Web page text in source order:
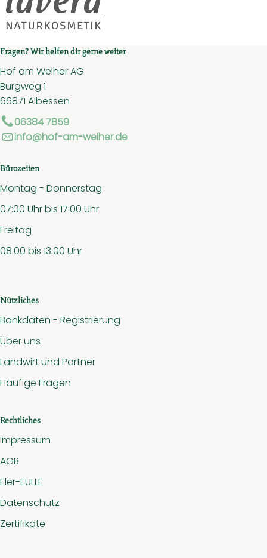
Fragen? Wir helfen dir gerne weiter
Hof am Weiher AG
Burgweg 1
66871 Albessen
06384 7859
info@hof-am-weiher.de
Bürozeiten
Montag - Donnerstag
07:00 Uhr bis 17:00 Uhr
Freitag
08:00 bis 13:00 Uhr
Nützliches
Bankdaten - Registrierung
Über uns
Landwirt und Partner
Häufige Fragen
Rechtliches
Impressum
AGB
Eler-EULLE
Datenschutz
Zertifikate